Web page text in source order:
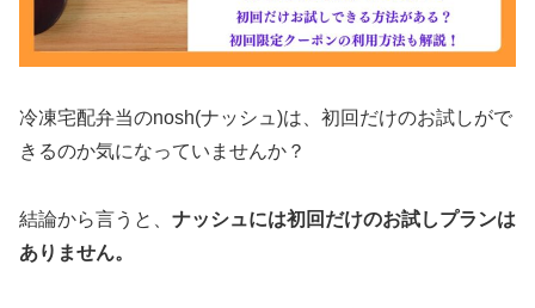
冷凍宅配弁当のnosh(ナッシュ)は、初回だけのお試しがで
きるのか気になっていませんか？
結論から言うと、 ナッシュには初回だけのお試しプランは
ありません。